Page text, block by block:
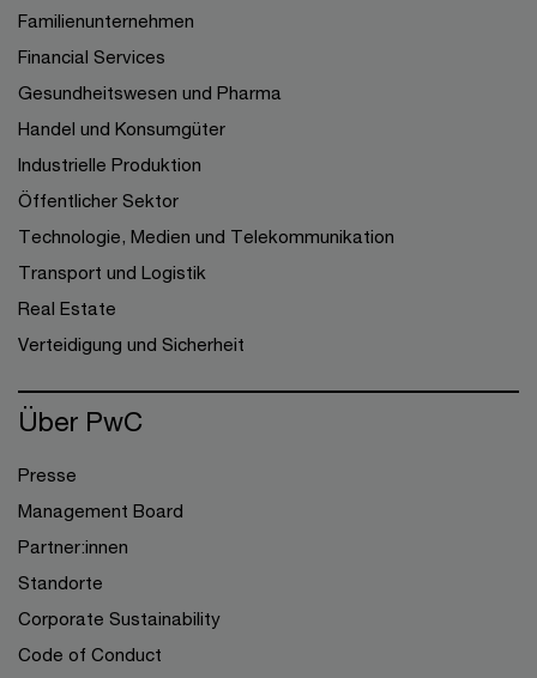
Familienunternehmen
Financial Services
Gesundheitswesen und Pharma
Handel und Konsumgüter
Industrielle Produktion
Öffentlicher Sektor
Technologie, Medien und Telekommunikation
Transport und Logistik
Real Estate
Verteidigung und Sicherheit
Über PwC
Presse
Management Board
Partner:innen
Standorte
Corporate Sustainability
Code of Conduct